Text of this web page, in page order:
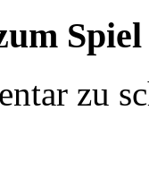
Spiel
zu